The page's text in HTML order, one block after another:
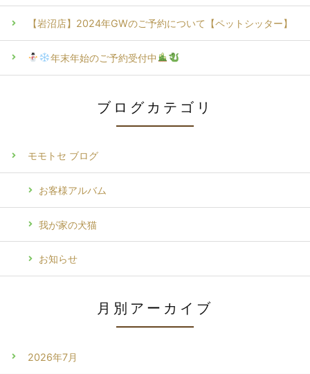
【岩沼店】2024年GWのご予約について【ペットシッター】
年末年始のご予約受付中
ブログカテゴリ
モモトセ ブログ
お客様アルバム
我が家の犬猫
お知らせ
月別アーカイブ
2026年7月